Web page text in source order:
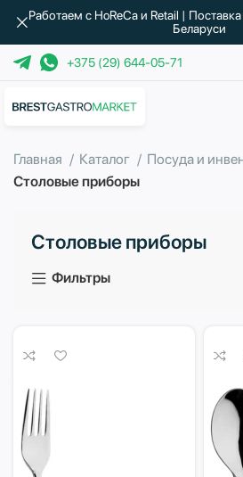
+375 (29) 644-05-71
Главная Каталог
Посуда и
Столовые приборы
Столовые приборы
Фильтры
Работаем с HoReCa и Retail |
Беларуси